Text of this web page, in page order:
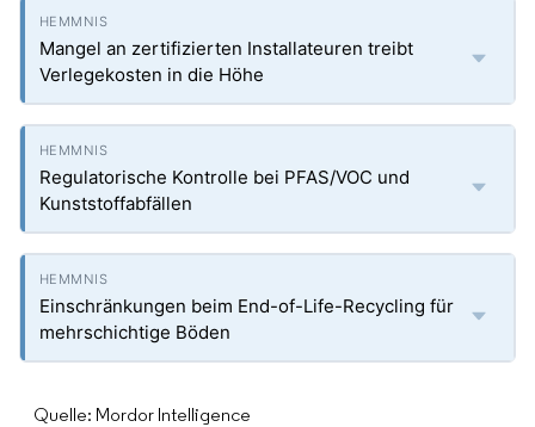
Mangel an zertifizierten Installateuren treibt
Verlegekosten in die Höhe
Regulatorische Kontrolle bei PFAS/VOC und
Kunststoffabfällen
Einschränkungen beim End-of-Life-Recycling für
mehrschichtige Böden
Quelle: Mordor Intelligence